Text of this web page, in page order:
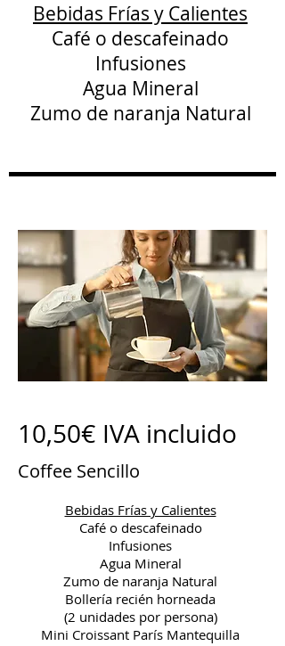
Bebidas Frías y Calientes
Café o descafeinado
Infusiones
Agua Mineral
Zumo de naranja Natural
10,50€ IVA incluido
Coffee Sencillo
Bebidas Frías y Calientes
Café o descafeinado
Infusiones
Agua Mineral
Zumo de naranja Natural
Bollería recién horneada
(2 unidades por persona)
Mini Croissant París Mantequilla